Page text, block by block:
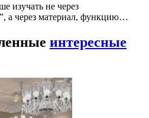
изучать не через
а через материал, функцию…
интересные